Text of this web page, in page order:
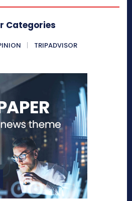
Categories
TRIPADVISOR